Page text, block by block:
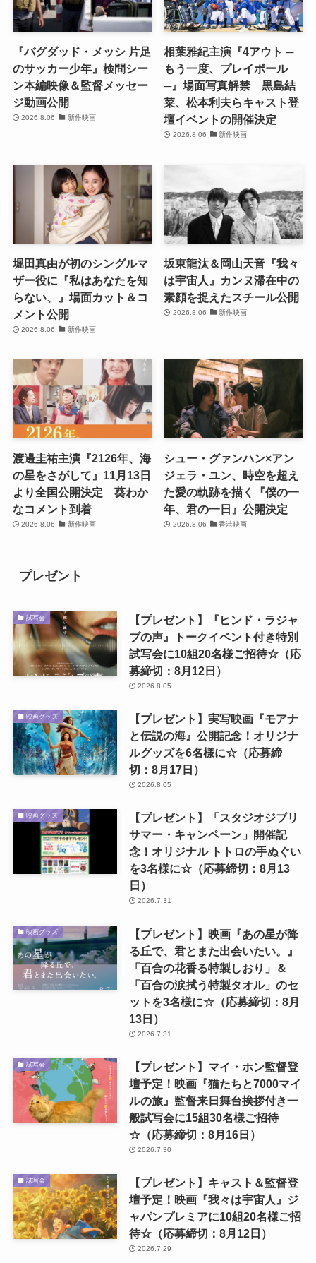
『バグダッド・メッシ 片足
のサッカー少年』検問シー
ン本編映像＆監督メッセー
ジ動画公開
2026.8.06 新作映画
相葉雅紀主演『4アウト ─
もう一度、プレイボール
─』場面写真解禁 黒島結
菜、松本利夫らキャスト登
壇イベントの開催決定
2026.8.06 新作映画
堀田真由が初のシングルマ
ザー役に『私はあなたを知
らない、』場面カット＆コ
メント公開
2026.8.06 新作映画
坂東龍汰＆岡山天音『我々
は宇宙人』カンヌ滞在中の
素顔を捉えたスチール公開
2026.8.06 新作映画
渡邊圭祐主演『2126年、海
の星をさがして』11月13日
より全国公開決定 葵わか
なコメント到着
2026.8.06 新作映画
シュー・グァンハン×アン
ジェラ・ユン、時空を超え
た愛の軌跡を描く『僕の一
年、君の一日』公開決定
2026.8.06 香港映画
プレゼント
試写会
【プレゼント】『ヒンド・ラジャ
ブの声』トークイベント付き特別
試写会に10組20名様ご招待☆（応
募締切：8月12日）
2026.8.05
映画グッズ
【プレゼント】実写映画『モアナ
と伝説の海』公開記念！オリジナ
ルグッズを6名様に☆（応募締
切：8月17日）
2026.8.05
映画グッズ
【プレゼント】「スタジオジブリ
サマー・キャンペーン」開催記
念！オリジナル トトロの手ぬぐい
を3名様に☆（応募締切：8月13
日）
2026.7.31
映画グッズ
【プレゼント】映画『あの星が降
る丘で、君とまた出会いたい。』
「百合の花香る特製しおり」＆
「百合の涙拭う特製タオル」のセ
ットを3名様に☆（応募締切：8月
13日）
2026.7.31
試写会
【プレゼント】マイ・ホン監督登
壇予定！映画『猫たちと7000マイ
ルの旅』監督来日舞台挨拶付き一
般試写会に15組30名様ご招待
☆（応募締切：8月16日）
2026.7.30
試写会
【プレゼント】キャスト＆監督登
壇予定！映画『我々は宇宙人』ジ
ャパンプレミアに10組20名様ご招
待☆（応募締切：8月12日）
2026.7.29